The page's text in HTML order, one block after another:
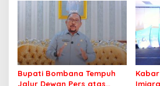
Bupati Bombana Tempuh
Jalur Dewan Pers atas